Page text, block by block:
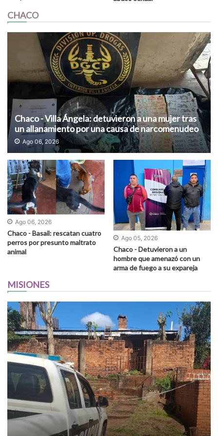
CHACO
Chaco - Villa Ángela: detuvieron a una mujer tras
un allanamiento por una causa de narcomenudeo
Ago 06, 2026
Ago 06, 2026
Chaco - Basail: rescatan cuatro
perros por presunto maltrato
animal
Ago 05, 2026
Chaco - Detuvieron a un
hombre que amenazó con un
arma de fuego a su expareja
MISIONES